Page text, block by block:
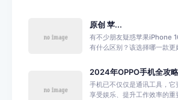
原创 苹...
有不少朋友疑惑苹果iPhone
有什么区别？该选择哪一款更
2024年OPPO手机全攻
手机已不仅仅是通讯工具，它
享受娱乐、提升工作效率的重